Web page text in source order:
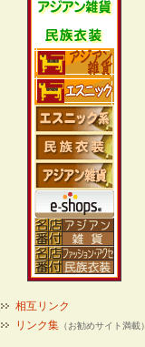
相互リンク
リンク集（お勧めサイト満載）